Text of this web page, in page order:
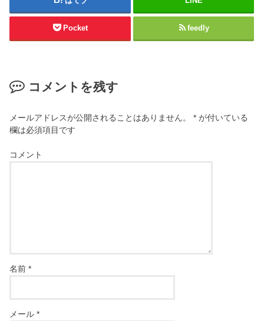
Pocket feedly
コメントを残す
メールアドレスが公開されることはありません。 * が付いている
欄は必須項目です
コメント
名前*
メール*